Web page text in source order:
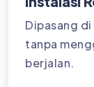
Dipasang
tanpa
berjalan.